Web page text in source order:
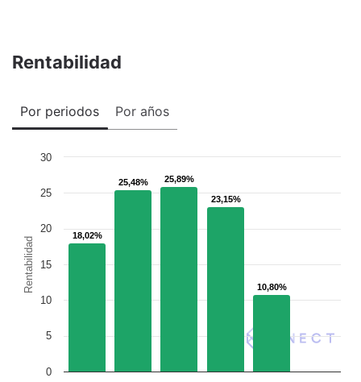
Rentabilidad
Por periodos Por años
Rentabilidad
18,02%
18,02%
25,48%
25,48% 25,89%
25,89%
23,15%
23,15%
10,80%
10,80%
0
5
10
15
20
25
30